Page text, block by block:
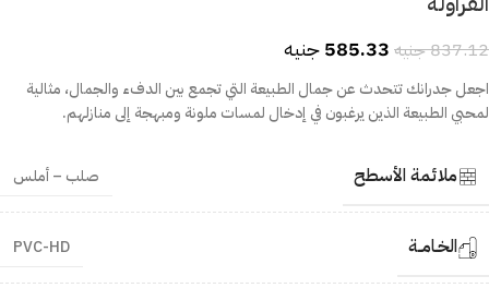
837.12جنيه 585.33جنيه
اجعل جدرانك تتحدث عن جمال الطبيعة التي تجمع بين الدفء والجمال، مثالية
لمحبي الطبيعة الذين يرغبون في إدخال لمسات ملونة ومبهجة إلى منازلهم.
ملائمة الأسطح صلب – أملس
الخـامــة PVC-HD